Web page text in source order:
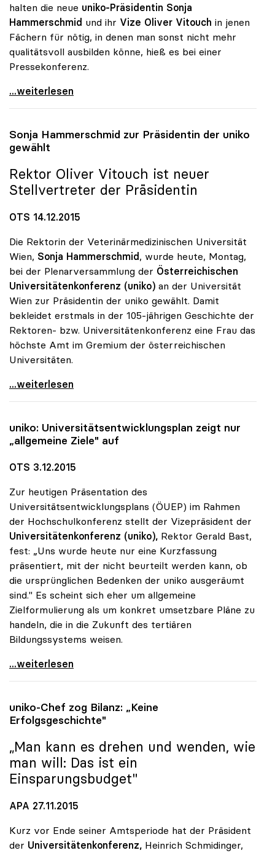
halten die neue uniko-Präsidentin Sonja
Hammerschmid und ihr Vize Oliver Vitouch in jenen
Fächern für nötig, in denen man sonst nicht mehr
qualitätsvoll ausbilden könne, hieß es bei einer
Pressekonferenz.
Universitäten drängen weiter auf
...weiterlesen
Sonja Hammerschmid zur Präsidentin der uniko
gewählt
Rektor Oliver Vitouch ist neuer
Stellvertreter der Präsidentin
OTS 14.12.2015
Die Rektorin der Veterinärmedizinischen Universität
Wien, Sonja Hammerschmid, wurde heute, Montag,
bei der Plenarversammlung der Österreichischen
Universitätenkonferenz (uniko) an der Universität
Wien zur Präsidentin der uniko gewählt. Damit
bekleidet erstmals in der 105-jährigen Geschichte der
Rektoren- bzw. Universitätenkonferenz eine Frau das
höchste Amt im Gremium der österreichischen
Universitäten.
Sonja Hammerschmid zur Präsidentin der uniko
...weiterlesen
uniko: Universitätsentwicklungsplan zeigt nur
„allgemeine Ziele" auf
OTS 3.12.2015
Zur heutigen Präsentation des
Universitätsentwicklungsplans (ÖUEP) im Rahmen
der Hochschulkonferenz stellt der Vizepräsident der
Universitätenkonferenz (uniko), Rektor Gerald Bast,
fest: „Uns wurde heute nur eine Kurzfassung
präsentiert, mit der nicht beurteilt werden kann, ob
die ursprünglichen Bedenken der uniko ausgeräumt
sind." Es scheint sich eher um allgemeine
Zielformulierung als um konkret umsetzbare Pläne zu
handeln, die in die Zukunft des tertiären
Bildungssystems weisen.
uniko: Universitätsentwicklungsplan zeigt nur
...weiterlesen
uniko-Chef zog Bilanz: „Keine
Erfolgsgeschichte"
„Man kann es drehen und wenden, wie
man will: Das ist ein
Einsparungsbudget"
APA 27.11.2015
Kurz vor Ende seiner Amtsperiode hat der Präsident
der Universitätenkonferenz, Heinrich Schmidinger,